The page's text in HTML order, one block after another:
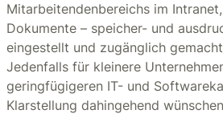
Mitarbeitendenbereichs im
Dokumente – speicher- und
eingestellt und zugänglich
Jedenfalls für kleinere
geringfügigeren IT- und
Klarstellung dahingehend